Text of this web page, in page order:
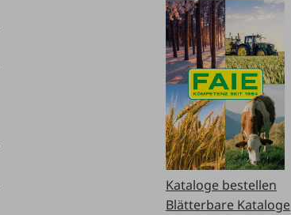
Kataloge bestellen
Blätterbare Kataloge